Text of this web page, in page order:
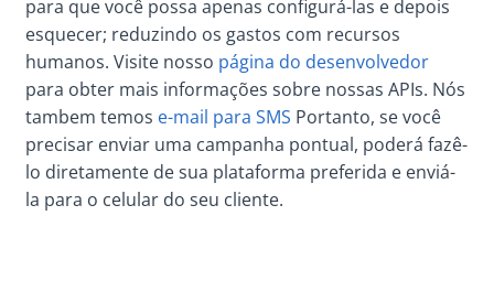
para que você possa apenas configurá-las e depois
esquecer; reduzindo os gastos com recursos
humanos. Visite nosso página do desenvolvedor
para obter mais informações sobre nossas APIs. Nós
tambem temos e-mail para SMS Portanto, se você
precisar enviar uma campanha pontual, poderá fazê-
lo diretamente de sua plataforma preferida e enviá-
la para o celular do seu cliente.